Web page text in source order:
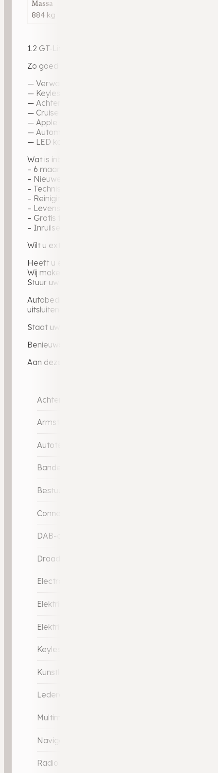
Massa
884 kg
1.2 GT-Line | 2024 | 6.183 km | Benzine | Automaat |
Zo goed als nieuw — slechts 6.183 km. De GT-Line
— Verwarmde voorstoelen + verwarmd stuurwiel
— Keyless entry · keyless start
— Achteruitrijcamera
— Cruise control
— Apple CarPlay · navigatie · DAB+
— Automatische climate control
— LED koplampen · LED achterlichten
Wat is inbegrepen bij de aflevering?
– 6 maanden garantie op motor en versnellingsbak
– Nieuwe APK-keuring, zodat u direct de weg op
– Technische voertuigcheck voor optimale
– Reiniging binnen en buiten
– Levenslange garantie op geleverde tellerstand
– Gratis tenaamstelling
– Inruilservice bij overstap naar uw volgende auto
Wilt u extra zekerheid? Ons uitgebreide BOVAG-
Heeft u een auto in te ruilen?
Wij maken graag een vrijblijvende inruilwaarde voor
Stuur uw foto’s via WhatsApp naar 0546 – 721 024
Autobedrijf Weldam — BOVAG-dealer sinds 2010,
uitsluitend via dealerkanalen: elke auto
Staat uw ideale auto er niet bij? Via ons
Benieuwd naar ervaringen van andere klanten?
Aan deze advertentie kunnen geen rechten
Achterbank in delen neerklapbaar
Armsteun voor
Autotelefoonvoorbereiding met Bluetooth
Bandenspanningscontrolesysteem
Bestuurdersstoel in hoogte verstelbaar
Connected services
DAB-ontvanger
Draadloze telefoonlader
Electronic climate controle
Elektrische ramen achter
Elektrische ramen voor
Keyless start
Kunstlederen bekleding
Lederen versnellingspook
Multimedia-voorbereiding
Navigatie full map
Radio